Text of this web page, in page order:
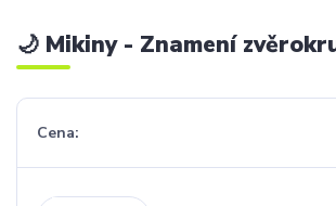
🌙 Mikiny - Znamení
Cena: